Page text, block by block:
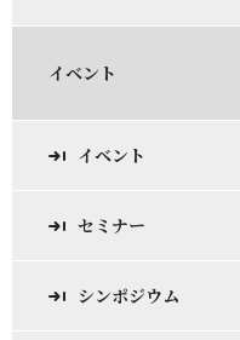
イベント
イベント
セミナー
シンポジウム